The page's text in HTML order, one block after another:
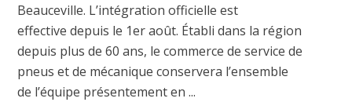
Beauceville. L’intégration officielle est
effective depuis le 1er août. Établi dans la région
depuis plus de 60 ans, le commerce de service de
pneus et de mécanique conservera l’ensemble
de l’équipe présentement en ...